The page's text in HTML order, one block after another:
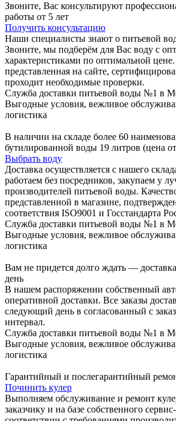
Звоните, Вас консультируют
работы от 5 лет
Получить консультацию
Наши специалисты знают о питьевой
Звоните, мы подберём для Вас воду с
характеристиками по оптимальной
представленная на сайте,
проходит необходимые проверки.
Служба доставки питьевой воды №1 в
Выгодные условия, вежливое
логистика
В наличии на складе более 60
бутилированной воды 19 литров (цена
Выбрать воду
Доставка осуществляется с нашего
работаем без посредников, закупаем у
производителей питьевой воды.
представленной в магазине,
соответствия ISO9001 и Госстандарта
Служба доставки питьевой воды №1 в
Выгодные условия, вежливое
логистика
Вам не придется долго ждать —
день
В нашем распоряжении собственный
оперативной доставки. Все заказы
следующий день в согласованный с
интервал.
Служба доставки питьевой воды №1 в
Выгодные условия, вежливое
логистика
Гарантийный и послегарантийный
Починить кулер
Выполняем обслуживание и ремонт
заказчику и на базе собственного